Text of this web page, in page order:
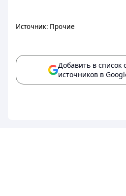
Источник: Прочие
Добавить в список
источников в